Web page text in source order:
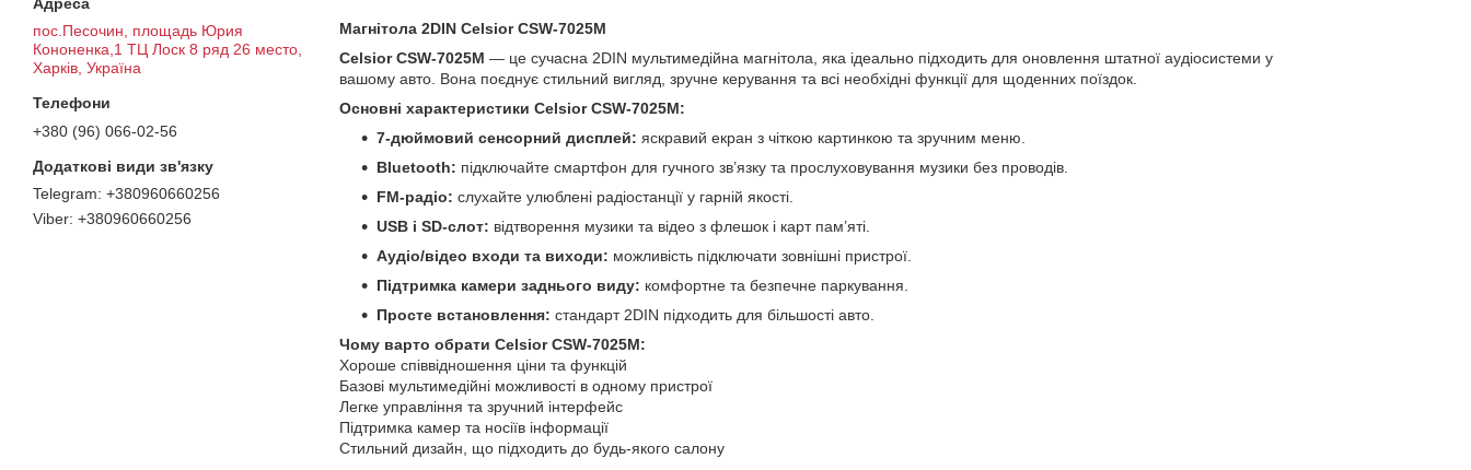
пос.Песочин, площадь Юрия
Кононенка,1 ТЦ Лоск 8 ряд 26 место,
Харків, Україна
+380 (96) 066-02-56
+380960660256
+380960660256
Магнітола 2DIN Celsior CSW-7025M
Celsior CSW-7025M — це сучасна 2DIN мультимедійна магнітола, яка ідеально підходить для оновлення штатної аудіосистеми у
вашому авто. Вона поєднує стильний вигляд, зручне керування та всі необхідні функції для щоденних поїздок.
Основні характеристики Celsior CSW-7025M:
7-дюймовий сенсорний дисплей: яскравий екран з чіткою картинкою та зручним меню.
Bluetooth: підключайте смартфон для гучного зв’язку та прослуховування музики без проводів.
FM-радіо: слухайте улюблені радіостанції у гарній якості.
USB і SD-слот: відтворення музики та відео з флешок і карт пам’яті.
Аудіо/відео входи та виходи: можливість підключати зовнішні пристрої.
Підтримка камери заднього виду: комфортне та безпечне паркування.
Просте встановлення: стандарт 2DIN підходить для більшості авто.
Чому варто обрати Celsior CSW-7025M:
Хороше співвідношення ціни та функцій
Базові мультимедійні можливості в одному пристрої
Легке управління та зручний інтерфейс
Підтримка камер та носіїв інформації
Стильний дизайн, що підходить до будь-якого салону